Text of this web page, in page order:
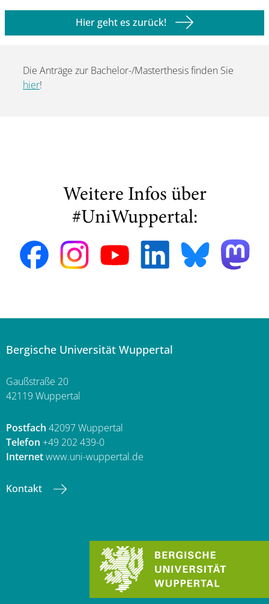
Hier geht es zurück!
Die Anträge zur Bachelor-/Masterthesis finden Sie
hier!
Weitere Infos über
#UniWuppertal:
Bergische Universität Wuppertal
Gaußstraße 20
42119 Wuppertal
Postfach 42097 Wuppertal
Telefon +49 202 439-0
Internetwww.uni-wuppertal.de
Kontakt